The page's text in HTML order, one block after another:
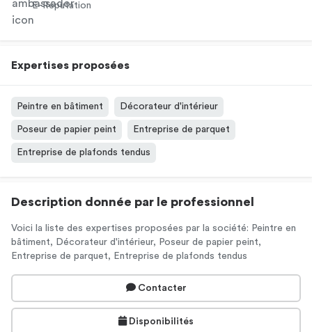
E-Réputation
Expertises proposées
Peintre en bâtiment Décorateur d'intérieur
Poseur de papier peint Entreprise de parquet
Entreprise de plafonds tendus
Description donnée par le professionnel
Voici la liste des expertises proposées par la société: Peintre en
bâtiment, Décorateur d'intérieur, Poseur de papier peint,
Entreprise de parquet, Entreprise de plafonds tendus
Contacter
Disponibilités